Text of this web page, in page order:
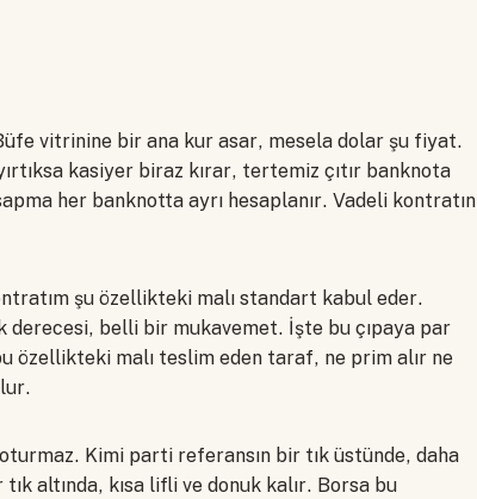
vitrinine bir ana kur asar, mesela dolar şu fiyat.
kasiyer biraz kırar, tertemiz çıtır banknota
her banknotta ayrı hesaplanır. Vadeli kontratın
şu özellikteki malı standart kabul eder.
belli bir mukavemet. İşte bu çıpaya par
özellikteki malı teslim eden taraf, ne prim alır ne
Kimi parti referansın bir tık üstünde, daha
altında, kısa lifli ve donuk kalır. Borsa bu